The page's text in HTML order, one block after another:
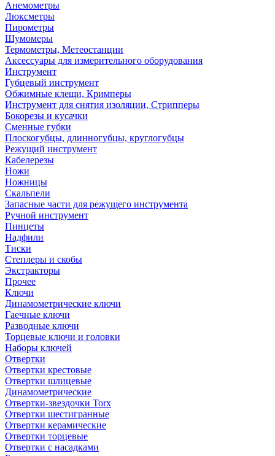
Анемометры
Люксметры
Пирометры
Шумомеры
Термометры, Метеостанции
Аксессуары для измерительного оборудования
Инструмент
Губцевый инструмент
Обжимные клещи, Кримперы
Инструмент для снятия изоляции, Стрипперы
Бокорезы и кусачки
Сменные губки
Плоскогубцы, длинногубцы, круглогубцы
Режущий инструмент
Кабелерезы
Ножи
Ножницы
Скальпели
Запасные части для режущего инструмента
Ручной инструмент
Пинцеты
Надфили
Тиски
Степлеры и скобы
Экстракторы
Прочее
Ключи
Динамометрические ключи
Гаечные ключи
Разводные ключи
Торцевые ключи и головки
Наборы ключей
Отвертки
Отвертки крестовые
Отвертки шлицевые
Динамометрические
Отвертки-звездочки Torx
Отвертки шестигранные
Отвертки керамические
Отвертки торцевые
Отвертки с насадками